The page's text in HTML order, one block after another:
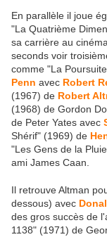
En parallèle il joue
"La Quatrième
sa carrière au
seconds voir
comme "La
Penn avec Robert
(1967) de Robert
(1968) de Gordon
de Peter Yates avec
Shérif" (1969) de
"Les Gens de la
ami James Caan.
Il retrouve Altman
dessous) avec
des gros succès de
1138" (1971) de